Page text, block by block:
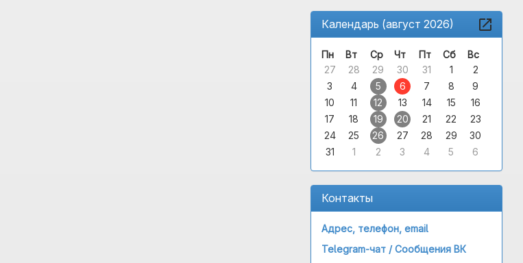
Календарь (август 2026)
Пн Вт Ср Чт Пт Сб
Вс
27
28 29 30 31 1
2
3
4 5 6 7 8
9
10
11 12 13 14 15
16
17
18 19 20 21 22
23
24
25 26 27 28 29
30
31
1 2 3 4 5 6
Контакты
Адрес, телефон, email
Telegram-чат /Сообщения ВК